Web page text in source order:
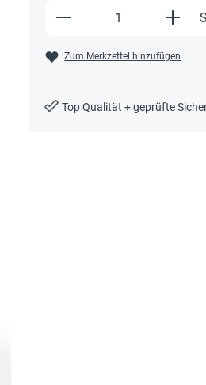
Produkt Anzahl:
Zum Merkzettel hinzufügen
Top Qualität + geprüfte